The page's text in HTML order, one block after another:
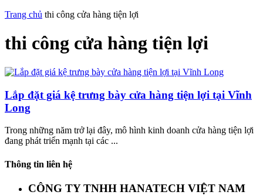
Trang chủ thi công cửa hàng tiện lợi
thi công cửa hàng tiện lợi
Lắp đặt giá kệ trưng bày cửa hàng tiện lợi tại Vĩnh
Long
Trong những năm trở lại đây, mô hình kinh doanh cửa hàng tiện lợi
đang phát triển mạnh tại các ...
Thông tin liên hệ
CÔNG TY TNHH HANATECH VIỆT NAM